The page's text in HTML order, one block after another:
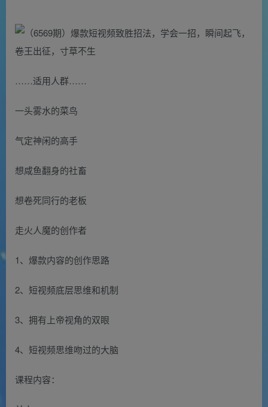
……适用人群……
一头雾水的菜鸟
气定神闲的高手
想咸鱼翻身的社畜
想卷死同行的老板
走火人魔的创作者
1、爆款内容的创作思路
2、短视频底层思维和机制
3、拥有上帝视角的双眼
4、短视频思维吻过的大脑
课程内容：